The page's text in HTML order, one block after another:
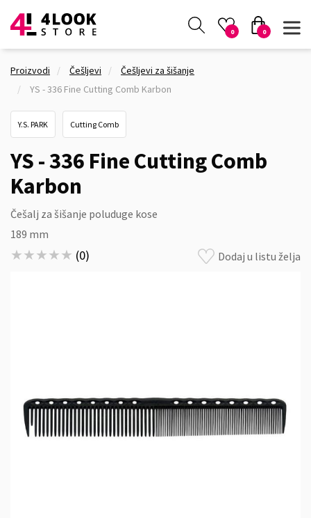
0 0
Proizvodi Češljevi
Češljevi za šišanje
YS - 336 Fine Cutting Comb Karbon
Y.S. PARK Cutting Comb
YS - 336 Fine Cutting Comb
Karbon
Češalj za šišanje poluduge kose
189 mm
★★★★★
★★★★★ (0) Dodaj u listu želja